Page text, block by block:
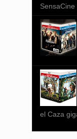
SensaCine
el Caza